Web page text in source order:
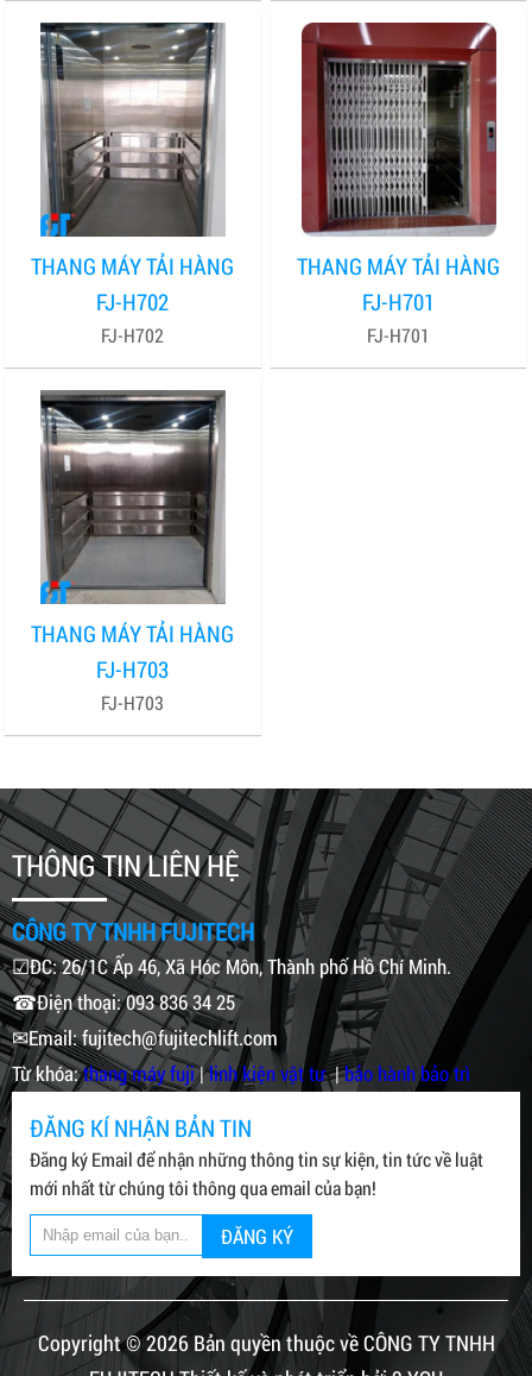
THANG MÁY TẢI HÀNG
FJ-H702
FJ-H702
THANG MÁY TẢI HÀNG
FJ-H701
FJ-H701
THANG MÁY TẢI HÀNG
FJ-H703
FJ-H703
THÔNG TIN LIÊN HỆ
CÔNG TY TNHH FUJITECH
☑ĐC: 26/1C Ấp 46, Xã Hóc Môn, Thành phố Hồ Chí Minh.
☎Điện thoại: 093 836 34 25
✉Email: fujitech@fujitechlift.com
Từ khóa:thang máy fuji|linh kiện vật tư|bảo hành bảo trì
ĐĂNG KÍ NHẬN BẢN TIN
Đăng ký Email để nhận những thông tin sự kiện, tin tức về luật
mới nhất từ chúng tôi thông qua email của bạn!
ĐĂNG KÝ
Copyright © 2026 Bản quyền thuộc về CÔNG TY TNHH